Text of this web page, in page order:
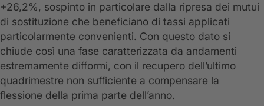
+26,2%, sospinto in particolare dalla ripresa dei mutui
di sostituzione che beneficiano di tassi applicati
particolarmente convenienti. Con questo dato si
chiude così una fase caratterizzata da andamenti
estremamente difformi, con il recupero dell’ultimo
quadrimestre non sufficiente a compensare la
flessione della prima parte dell’anno.